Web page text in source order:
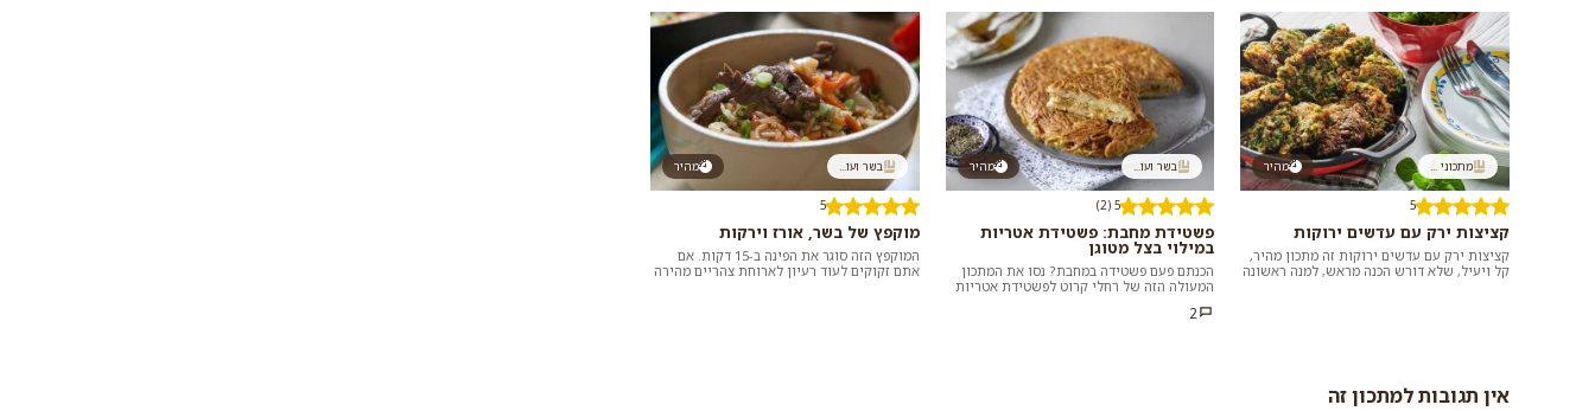
מהיר מתכוני ...
5
קציצות ירק עם עדשים ירוקות
קציצות ירק עם עדשים ירוקות זה מתכון מהיר,
קל ויעיל, שלא דורש הכנה מראש, למנה ראשונה
מהיר בשר ועו...
5 (2)
פשטידת מחבת: פשטידת אטריות
במילוי בצל מטוגן
הכנתם פעם פשטידה במחבת? נסו את המתכון
המעולה הזה של רחלי קרוט לפשטידת אטריות
ירק...
2
מהיר בשר ועו...
5
מוקפץ של בשר, אורז וירקות
המוקפץ הזה סוגר את הפינה ב-15 דקות. אם
אתם זקוקים לעוד רעיון לארוחת צהריים מהירה
אין תגובות למתכון זה